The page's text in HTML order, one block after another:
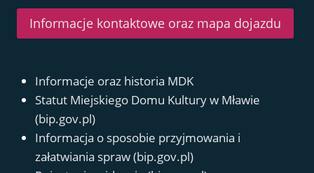
Informacje kontaktowe oraz mapa dojazdu
Informacje oraz historia MDK
Statut Miejskiego Domu Kultury w Mławie
(bip.gov.pl)
Informacja o sposobie przyjmowania i
załatwiania spraw (bip.gov.pl)